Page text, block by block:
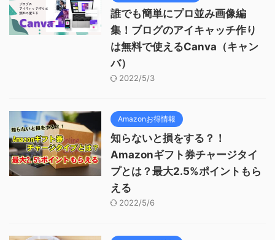
誰でも簡単にプロ並み画像編
集！ブログのアイキャッチ作り
は無料で使えるCanva（キャン
バ）
2022/5/3
Amazonお得情報
知らないと損をする？！
Amazonギフト券チャージタイ
プとは？最大2.5%ポイントもら
える
2022/5/6